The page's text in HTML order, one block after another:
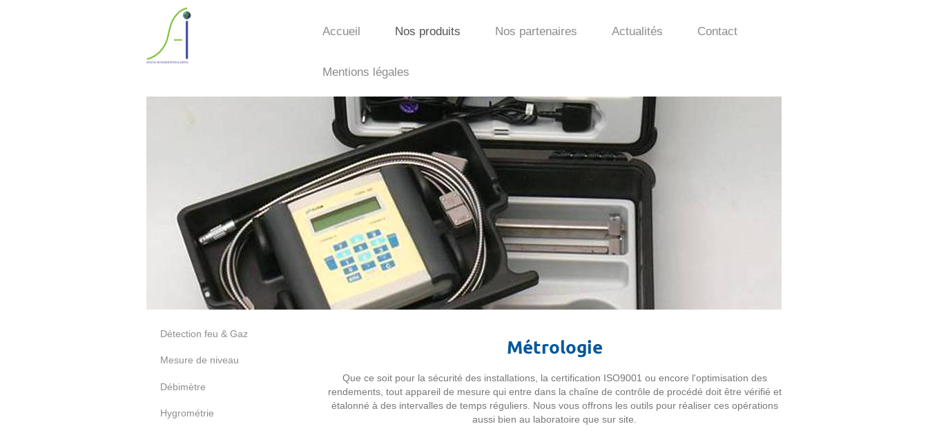
Accueil Nos produits Nos partenaires Actualités Contact
Mentions légales
Métrologie
Que ce soit pour la sécurité des installations, la certification ISO9001 ou encore l'optimisation des
rendements, tout appareil de mesure qui entre dans la chaîne de contrôle de procédé doit être vérifié et
étalonné à des intervalles de temps réguliers. Nous vous offrons les outils pour réaliser ces opérations
aussi bien au laboratoire que sur site.
Détection feu & Gaz
Mesure de niveau
Débimètre
Hygrométrie